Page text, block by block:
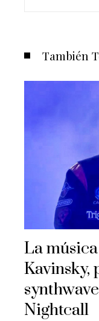
También
La
Kavinsky,
Nightcall